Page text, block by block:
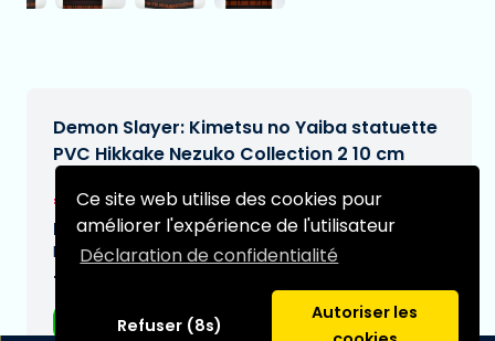
Ce site web utilise des cookies pour
améliorer l'expérience de l'utilisateur
Déclaration de confidentialité
Refuser (8s)
Autoriser les
Demon Slayer: Kimetsu no Yaiba statuette
PVC Hikkake Nezuko Collection 2 10 cm
€21,49[Sous réserve de modifications]
Date de livraison prévue:
N/A
Type:
Figurines d'anime